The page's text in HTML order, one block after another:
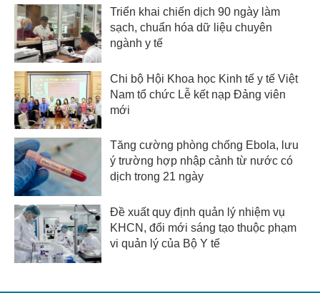
Triển khai chiến dịch 90 ngày làm
sạch, chuẩn hóa dữ liệu chuyên
ngành y tế
Chi bộ Hội Khoa học Kinh tế y tế Việt
Nam tổ chức Lễ kết nạp Đảng viên
mới
Tăng cường phòng chống Ebola, lưu
ý trường hợp nhập cảnh từ nước có
dịch trong 21 ngày
Đề xuất quy định quản lý nhiệm vụ
KHCN, đổi mới sáng tạo thuộc phạm
vi quản lý của Bộ Y tế